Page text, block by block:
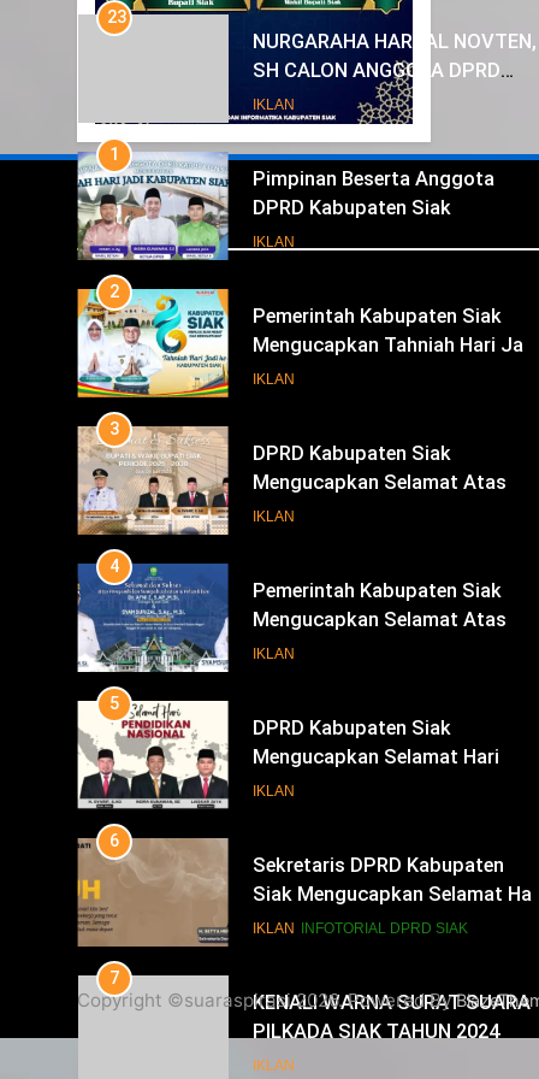
Iklan
1
Pimpinan Beserta Anggota
DPRD Kabupaten Siak
Mengucapkan Tahniah Hari Jadi
Kabupaten Siak Ke- 26
IKLAN
2
Pemerintah Kabupaten Siak
Mengucapkan Tahniah Hari Jadi
ke-26 Kabupaten Siak
IKLAN
3
DPRD Kabupaten Siak
Mengucapkan Selamat Atas
Pengambilan Sumpah Jabatan
IKLAN
4
Pemerintah Kabupaten Siak
Mengucapkan Selamat Atas
Pengambilan Sumpah Jabatan
IKLAN
5
DPRD Kabupaten Siak
Mengucapkan Selamat Hari
Pendidikan Nasional
IKLAN
6
Sekretaris DPRD Kabupaten
Siak Mengucapkan Selamat Hari
Buruh
IKLAN
7
KENALI WARNA SURAT SUARA
PILKADA SIAK TAHUN 2024
IKLAN
8
Mari Sukseskan Pilkada
Serentak Tahun 2024
IKLAN
Copyright ©suaraspirasi 2026. Powered By